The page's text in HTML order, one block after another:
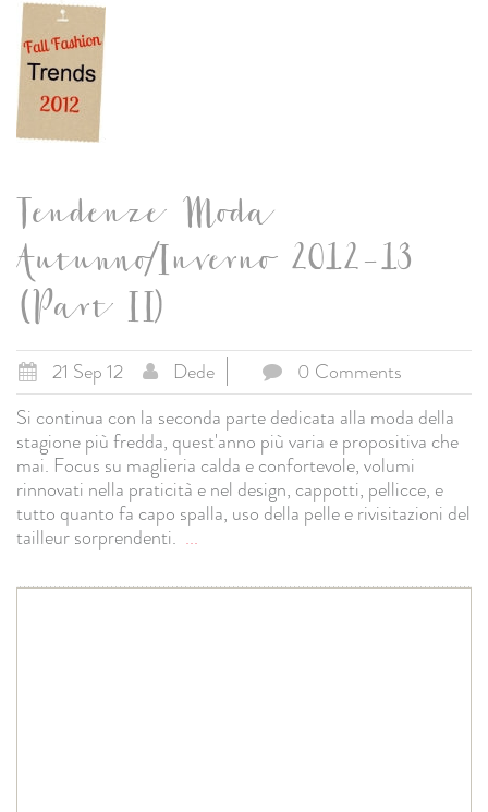
Tendenze Moda
Autunno/Inverno 2012-13
(Part II)
21 Sep 12 Dede
0 Comments
Si continua con la seconda parte dedicata alla moda della
stagione più fredda, quest'anno più varia e propositiva che
mai. Focus su maglieria calda e confortevole, volumi
rinnovati nella praticità e nel design, cappotti, pellicce, e
tutto quanto fa capo spalla, uso della pelle e rivisitazioni del
tailleur sorprendenti. ...